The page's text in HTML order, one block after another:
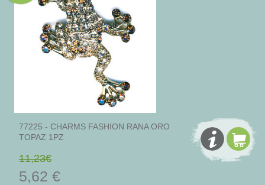
77225 - CHARMS FASHION RANA ORO
TOPAZ 1PZ
11,23€
5,62 €